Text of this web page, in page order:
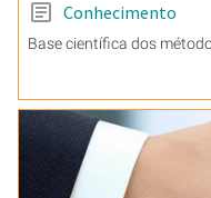
Conhecimento
Base científica dos